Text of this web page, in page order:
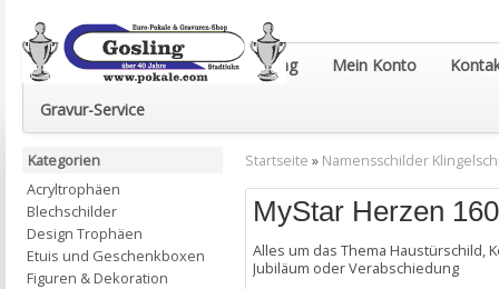
Euro-Pokale & Gravur-Shop Gosling Mein Konto
Gravur-Service
Startseite » Namensschilder
MyStar Herzen
Alles um das Thema Haustürschild,
Jubiläum oder Verabschiedung
Kategorien
Acryltrophäen
Blechschilder
Design Trophäen
Etuis und Geschenkboxen
Figuren & Dekoration